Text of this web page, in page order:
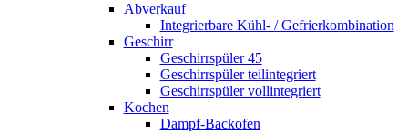
Abverkauf
Integrierbare Kühl- / Gefrierkombination
Geschirr
Geschirrspüler 45
Geschirrspüler teilintegriert
Geschirrspüler vollintegriert
Kochen
Dampf-Backofen